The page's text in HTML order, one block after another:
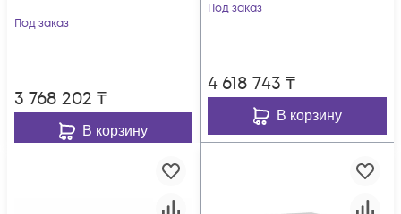
Под заказ
3 768 202 ₸
В корзину
Под заказ
4 618 743 ₸
В корзину